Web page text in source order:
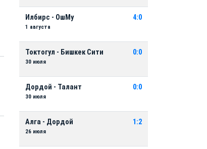
Илбирс - ОшМу
1 августа
4:0
Токтогул - Бишкек Сити
30 июля
0:0
Дордой - Талант
30 июля
0:0
Алга - Дордой
26 июля
1:2